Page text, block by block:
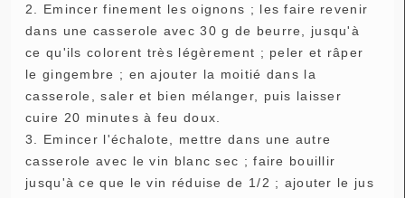
2. Emincer finement les oignons ; les faire revenir
dans une casserole avec 30 g de beurre, jusqu'à
ce qu'ils colorent très légèrement ; peler et râper
le gingembre ; en ajouter la moitié dans la
casserole, saler et bien mélanger, puis laisser
cuire 20 minutes à feu doux.
3. Emincer l'échalote, mettre dans une autre
casserole avec le vin blanc sec ; faire bouillir
jusqu'à ce que le vin réduise de 1/2 ; ajouter le jus